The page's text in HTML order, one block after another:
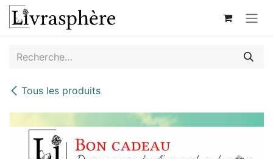
Se rendre au contenu
Tous les produits